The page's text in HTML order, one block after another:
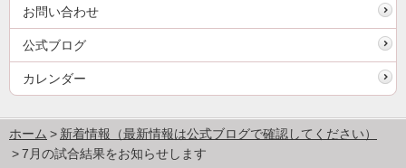
お問い合わせ
公式ブログ
カレンダー
ホーム
新着情報（最新情報は公式ブログで確認してください）
7月の試合結果をお知らせします